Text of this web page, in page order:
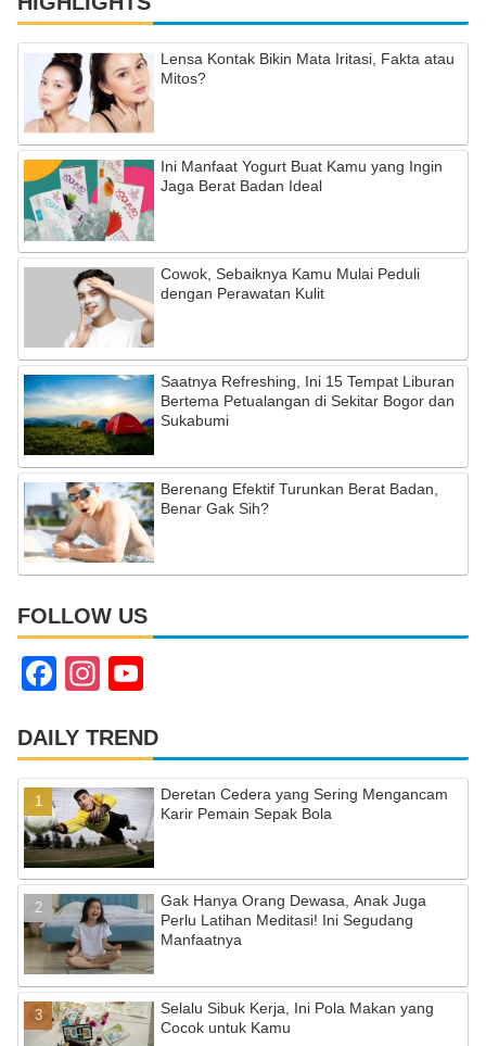
Lensa Kontak Bikin Mata Iritasi, Fakta atau
Mitos?
Ini Manfaat Yogurt Buat Kamu yang Ingin
Jaga Berat Badan Ideal
Cowok, Sebaiknya Kamu Mulai Peduli
dengan Perawatan Kulit
Saatnya Refreshing, Ini 15 Tempat Liburan
Bertema Petualangan di Sekitar Bogor dan
Sukabumi
Berenang Efektif Turunkan Berat Badan,
Benar Gak Sih?
FOLLOW US
F
c
e
b
o
o
k
In
a
gr
a
m
u
T
u
b
e
C
h
a
n
DAILY TREND
Deretan Cedera yang Sering Mengancam
Karir Pemain Sepak Bola
Gak Hanya Orang Dewasa, Anak Juga
Perlu Latihan Meditasi! Ini Segudang
Manfaatnya
Selalu Sibuk Kerja, Ini Pola Makan yang
Cocok untuk Kamu